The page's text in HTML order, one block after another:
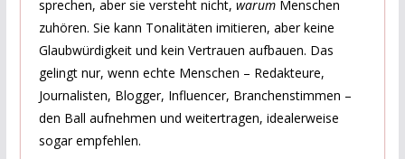
sprechen, aber sie versteht nicht, warum Menschen
zuhören. Sie kann Tonalitäten imitieren, aber keine
Glaubwürdigkeit und kein Vertrauen aufbauen. Das
gelingt nur, wenn echte Menschen – Redakteure,
Journalisten, Blogger, Influencer, Branchenstimmen –
den Ball aufnehmen und weitertragen, idealerweise
sogar empfehlen.